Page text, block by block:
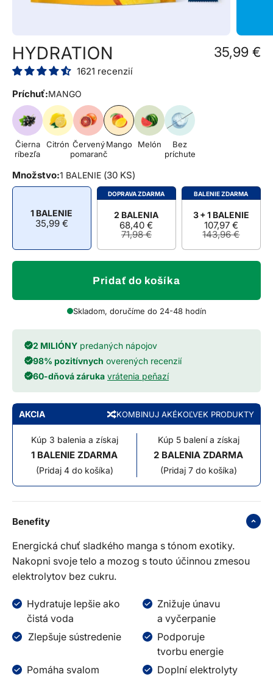
HYDRATION 35,99 €
1621 recenzií
Príchuť:MANGO
Čierna
ríbezľa
Citrón Červený
pomaranč
Mango Melón
Bez
príchute
Množstvo:1 BALENIE (30 KS)
1 BALENIE
35,99 €
2 BALENIA
68,40 €
71,98 €
DOPRAVA ZDARMA
3 + 1 BALENIE
107,97 €
143,96 €
BALENIE ZDARMA
Pridať do košíka
Skladom, doručíme do 24-48 hodín
2 MILIÓNY predaných nápojov
98% pozitívnych overených recenzií
60-dňová záruka vrátenia peňazí
AKCIA KOMBINUJ AKÉKOĽVEK PRODUKTY
Kúp 3 balenia a získaj
1 BALENIE ZDARMA
(Pridaj 4 do košíka)
Kúp 5 balení a získaj
2 BALENIA ZDARMA
(Pridaj 7 do košíka)
Benefity
Energická chuť sladkého manga s tónom exotiky.
Nakopni svoje telo a mozog s touto účinnou zmesou
elektrolytov bez cukru.
Hydratuje lepšie ako
čistá voda
Znižuje únavu
a vyčerpanie
Zlepšuje sústredenie
Podporuje
tvorbu energie
Pomáha svalom
Doplní elektrolyty